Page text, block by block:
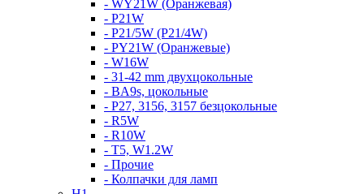
- WY21W (Оранжевая)
- P21W
- P21/5W (P21/4W)
- PY21W (Оранжевые)
- W16W
- 31-42 mm двухцокольные
- BA9s, цокольные
- P27, 3156, 3157 безцокольные
- R5W
- R10W
- T5, W1.2W
- Прочие
- Колпачки для ламп